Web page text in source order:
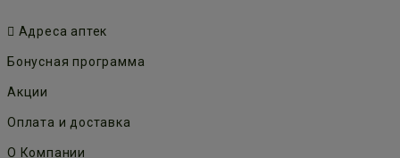
Адреса аптек
Бонусная программа
Акции
Оплата и доставка
О Компании